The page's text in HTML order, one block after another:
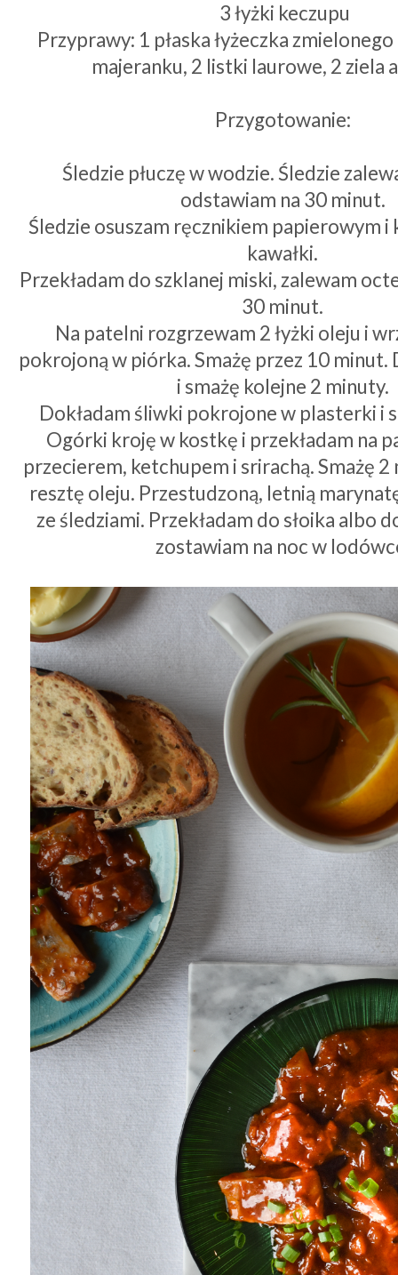
3 łyżki keczupu
Przyprawy: 1 płaska łyżeczka
majeranku, 2 listki laurowe, 2 ziela
Przygotowanie:
Śledzie płuczę w wodzie. Śledzie
odstawiam na 30 minut.
Śledzie osuszam ręcznikiem papierowym i
kawałki.
Przekładam do szklanej miski, zalewam
30 minut.
Na patelni rozgrzewam 2 łyżki oleju i
pokrojoną w piórka. Smażę przez 10
i smażę kolejne 2 minuty.
Dokładam śliwki pokrojone w plasterki i
Ogórki kroję w kostkę i przekładam na
przecierem, ketchupem i srirachą. Smażę
resztę oleju. Przestudzoną, letnią
ze śledziami. Przekładam do słoika albo
zostawiam na noc w